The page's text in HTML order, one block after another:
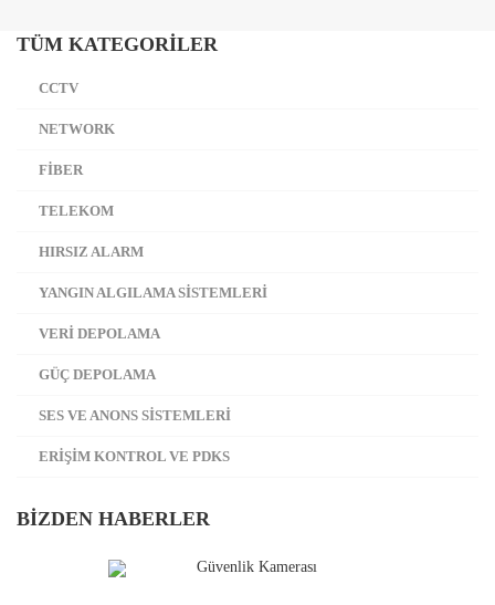
TÜM KATEGORILER
CCTV
NETWORK
FİBER
TELEKOM
HIRSIZ ALARM
YANGIN ALGILAMA SİSTEMLERİ
VERİ DEPOLAMA
GÜÇ DEPOLAMA
SES VE ANONS SİSTEMLERİ
ERİŞİM KONTROL VE PDKS
BIZDEN HABERLER